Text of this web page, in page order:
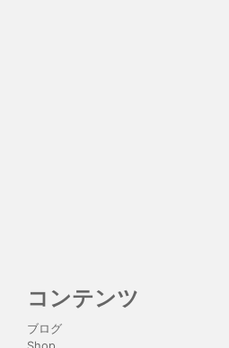
コンテンツ
ブログ